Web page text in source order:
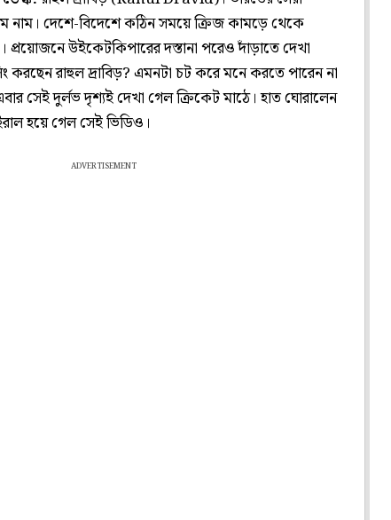
নাম। দেশে-বিদেশে কঠিন সময়ে ক্রিজ কামড়ে থেকে
প্রয়োজনে উইকেটকিপারের দস্তানা পরেও দাঁড়াতে দেখা
করছেন রাহুল দ্রাবিড়? এমনটা চট করে মনে করতে পারেন না
সেই দুর্লভ দৃশ্যই দেখা গেল ক্রিকেট মাঠে। হাত ঘোরালেন
হয়ে গেল সেই ভিডিও।
ADVERTISEMENT